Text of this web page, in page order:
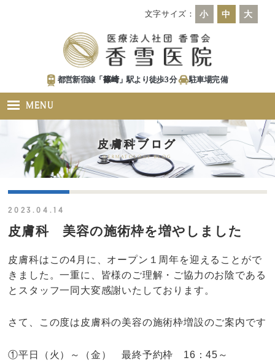
文字サイズ： 小 中 大
都営新宿線「篠崎」駅より徒歩3分 駐車場完備
MENU
皮膚科ブログ
DERMATOLOGY BLOG
2023.04.14
皮膚科 美容の施術枠を増やしました
皮膚科はこの4月に、オープン１周年を迎えることがで
きました。一重に、皆様のご理解・ご協力のお陰である
とスタッフ一同大変感謝いたしております。
さて、この度は皮膚科の美容の施術枠増設のご案内です
①平日（火）～（金） 最終予約枠 16：45～